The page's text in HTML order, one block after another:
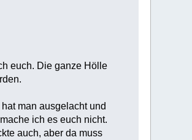
euch. Die ganze Hölle
man ausgelacht und
ich es euch nicht.
auch, aber da muss